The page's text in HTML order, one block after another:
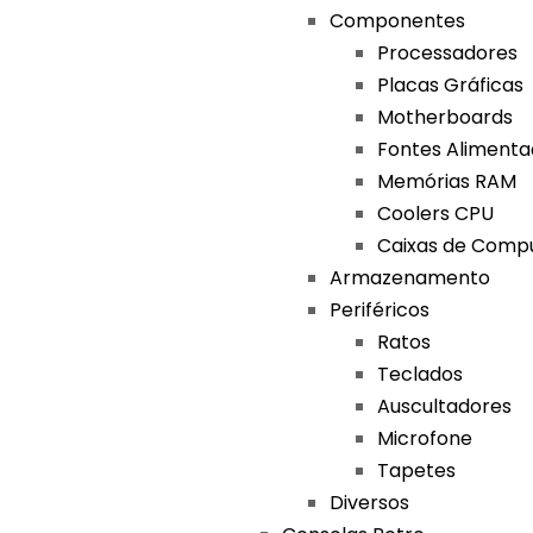
Componentes
Processadores
Placas Gráficas
Motherboards
Fontes
Memórias RAM
Coolers CPU
Caixas de
Armazenamento
Periféricos
Ratos
Teclados
Auscultadores
Microfone
Tapetes
Diversos